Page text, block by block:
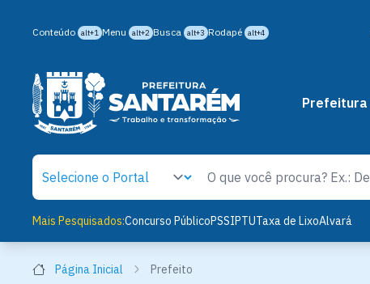
Conteúdo alt+1 Menu alt+2 Busca alt+3 Rodapé alt+4
Prefeitura
Mais Pesquisados:Concurso PúblicoPSSIPTUTaxa de LixoAlvará
Página Inicial Prefeito